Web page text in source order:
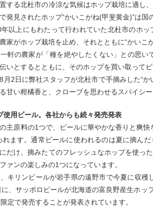
する北杜市の冷涼な気候はホップ栽培に適し
発見されたホップ“かいこがね(甲斐黄金)”は国
以上にもわたって行われていた北杜市のホ
家がホップ栽培を止め、それとともに“かいこ
軒の農家が「種を絶やしたくない」との思
いとするとともに、そのホップを買い取ってビ
月2日に弊社スタッフが北杜市で手摘みした“
甘い柑橘香と、クローブを思わせるスパイシ
使用ビール。各社からも続々発売発表
主原料の1つで、ビールに華やかな香りと爽
れます。通常ビールに使われるのは夏に摘ん
だけ、摘みたてのフレッシュなホップを使っ
ァンの楽しみの1つになっています。
キリンビールが岩手県の遠野市で今夏に収
、サッポロビールが北海道の富良野産生ホッ
定で発売することが発表されています。